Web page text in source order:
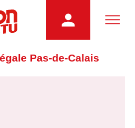
Pas-de-Calais